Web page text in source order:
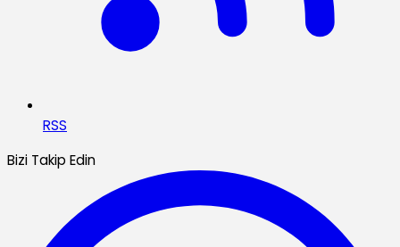
RSS
Bizi Takip Edin